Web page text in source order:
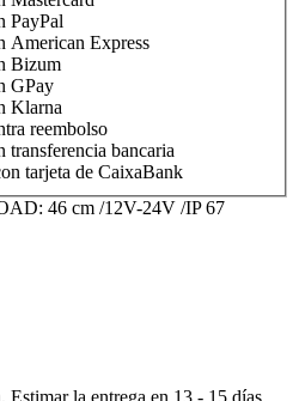
46 cm /12V-24V /IP 67
Estimar la entrega en 13 - 15 días